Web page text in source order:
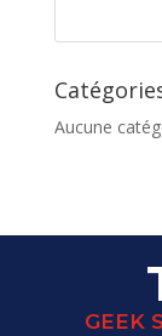
Aucune
GEEK